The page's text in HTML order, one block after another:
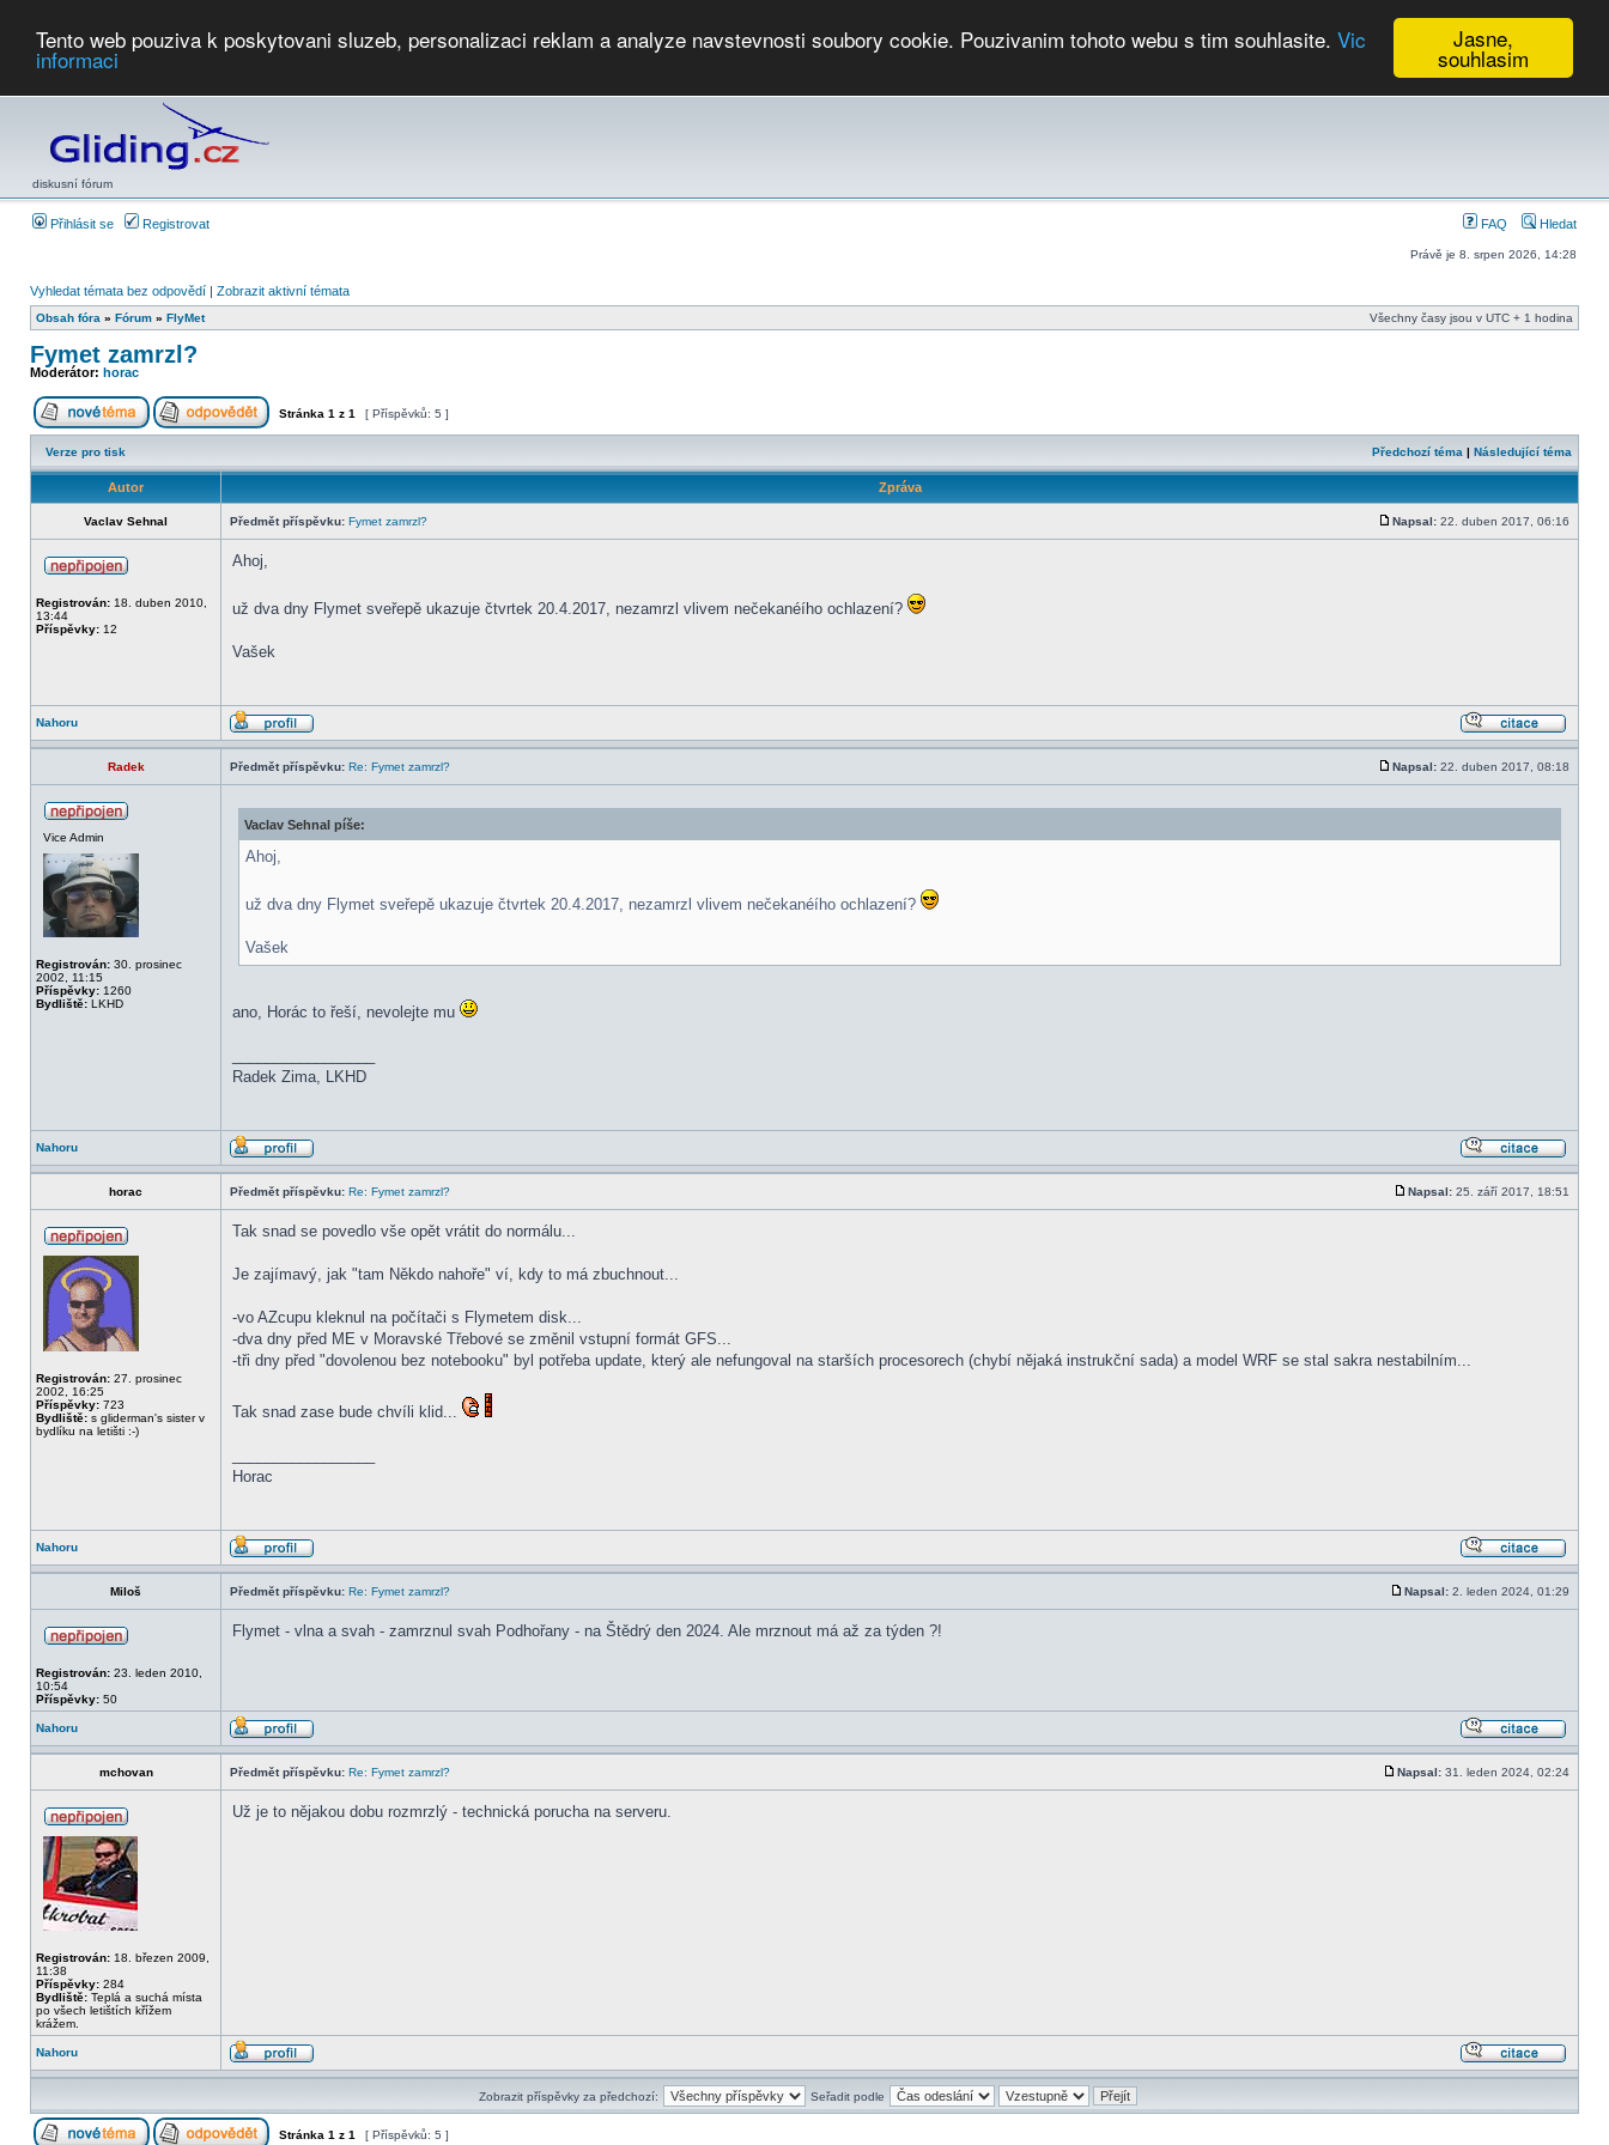
Jasne,
souhlasim
Tento web pouziva k poskytovani sluzeb, personalizaci reklam a analyze navstevnosti soubory cookie. Pouzivanim tohoto webu s tim souhlasite. Vic
informaci
diskusní fórum
Přihlásit se Registrovat FAQ Hledat
Právě je 8. srpen 2026, 14:28
Vyhledat témata bez odpovědí | Zobrazit aktivní témata
Obsah fóra » Fórum » FlyMet Všechny časy jsou v UTC + 1 hodina
Fymet zamrzl?
Moderátor: horac
Stránka 1 z 1 [ Příspěvků: 5 ]
Verze pro tisk Předchozí téma | Následující téma
Autor Zpráva
Vaclav Sehnal Předmět příspěvku: Fymet zamrzl? Napsal: 22. duben 2017, 06:16
Registrován: 18. duben 2010,
13:44
Příspěvky: 12
Ahoj,
už dva dny Flymet sveřepě ukazuje čtvrtek 20.4.2017, nezamrzl vlivem nečekanéího ochlazení?
Vašek
Nahoru
Radek Předmět příspěvku: Re: Fymet zamrzl? Napsal: 22. duben 2017, 08:18
Vice Admin
Registrován: 30. prosinec
2002, 11:15
Příspěvky: 1260
Bydliště: LKHD
Vaclav Sehnal píše:
Ahoj,
už dva dny Flymet sveřepě ukazuje čtvrtek 20.4.2017, nezamrzl vlivem nečekanéího ochlazení?
Vašek
ano, Horác to řeší, nevolejte mu
Radek Zima, LKHD
Nahoru
horac Předmět příspěvku: Re: Fymet zamrzl? Napsal: 25. září 2017, 18:51
Registrován: 27. prosinec
2002, 16:25
Příspěvky: 723
Bydliště: s gliderman's sister v
bydlíku na letišti :-)
Tak snad se povedlo vše opět vrátit do normálu...
Je zajímavý, jak "tam Někdo nahoře" ví, kdy to má zbuchnout...
-vo AZcupu kleknul na počítači s Flymetem disk...
-dva dny před ME v Moravské Třebové se změnil vstupní formát GFS...
-tři dny před "dovolenou bez notebooku" byl potřeba update, který ale nefungoval na starších procesorech (chybí nějaká instrukční sada) a model WRF se stal sakra nestabilním...
Tak snad zase bude chvíli klid...
Horac
Nahoru
Miloš Předmět příspěvku: Re: Fymet zamrzl? Napsal: 2. leden 2024, 01:29
Registrován: 23. leden 2010,
10:54
Příspěvky: 50
Flymet - vlna a svah - zamrznul svah Podhořany - na Štědrý den 2024. Ale mrznout má až za týden ?!
Nahoru
mchovan Předmět příspěvku: Re: Fymet zamrzl? Napsal: 31. leden 2024, 02:24
Registrován: 18. březen 2009,
11:38
Příspěvky: 284
Bydliště: Teplá a suchá místa
po všech letištích křížem
krážem.
Už je to nějakou dobu rozmrzlý - technická porucha na serveru.
Nahoru
Zobrazit příspěvky za předchozí: Seřadit podle
Stránka 1 z 1 [ Příspěvků: 5 ]